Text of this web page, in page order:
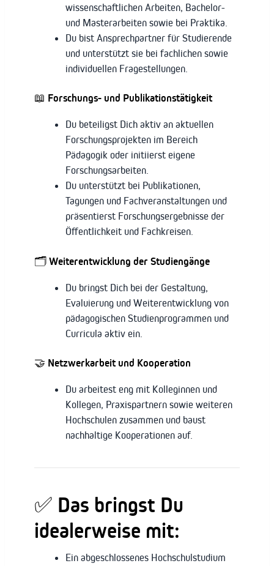
wissenschaftlichen Arbeiten, Bachelor-
und Masterarbeiten sowie bei Praktika.
Du bist Ansprechpartner für Studierende
und unterstützt sie bei fachlichen sowie
individuellen Fragestellungen.
📖 Forschungs- und Publikationstätigkeit
Du beteiligst Dich aktiv an aktuellen
Forschungsprojekten im Bereich
Pädagogik oder initiierst eigene
Forschungsarbeiten.
Du unterstützt bei Publikationen,
Tagungen und Fachveranstaltungen und
präsentierst Forschungsergebnisse der
Öffentlichkeit und Fachkreisen.
🗂 Weiterentwicklung der Studiengänge
Du bringst Dich bei der Gestaltung,
Evaluierung und Weiterentwicklung von
pädagogischen Studienprogrammen und
Curricula aktiv ein.
🤝 Netzwerkarbeit und Kooperation
Du arbeitest eng mit Kolleginnen und
Kollegen, Praxispartnern sowie weiteren
Hochschulen zusammen und baust
nachhaltige Kooperationen auf.
✅ Das bringst Du
idealerweise mit:
Ein abgeschlossenes Hochschulstudium